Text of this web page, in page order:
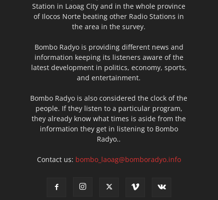
Station in Laoag City and in the whole province
of Ilocos Norte beating other Radio Stations in
the area in the survey.
Bombo Radyo is providing different news and
information keeping its listeners aware of the
latest development in politics, economy, sports,
and entertainment.
Bombo Radyo is also considered the clock of the
people. If they listen to a particular program,
they already know what times is aside from the
information they get in listening to Bombo
Radyo..
Contact us: bombo_laoag@bomboradyo.info